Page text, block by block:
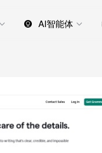
AI智能体